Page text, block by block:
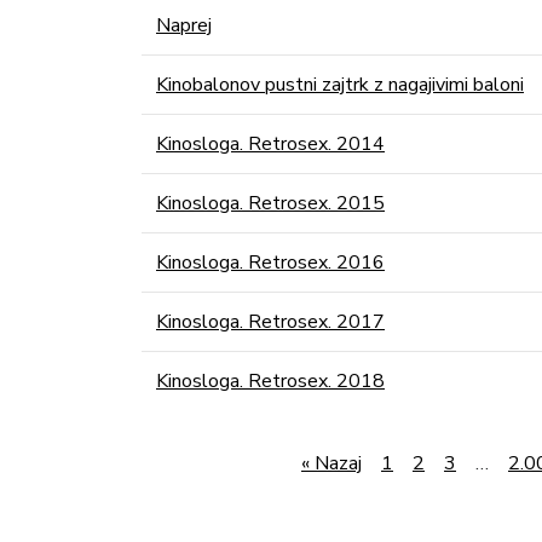
Naprej
Kinobalonov pustni zajtrk z nagajivimi baloni
Kinosloga. Retrosex. 2014
Kinosloga. Retrosex. 2015
Kinosloga. Retrosex. 2016
Kinosloga. Retrosex. 2017
Kinosloga. Retrosex. 2018
« Nazaj 1 2 3 …